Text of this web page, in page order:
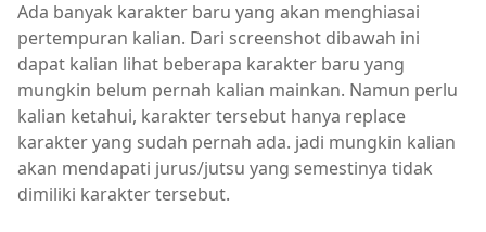
Ada banyak karakter baru yang akan menghiasai
pertempuran kalian. Dari screenshot dibawah ini
dapat kalian lihat beberapa karakter baru yang
mungkin belum pernah kalian mainkan. Namun perlu
kalian ketahui, karakter tersebut hanya replace
karakter yang sudah pernah ada. jadi mungkin kalian
akan mendapati jurus/jutsu yang semestinya tidak
dimiliki karakter tersebut.